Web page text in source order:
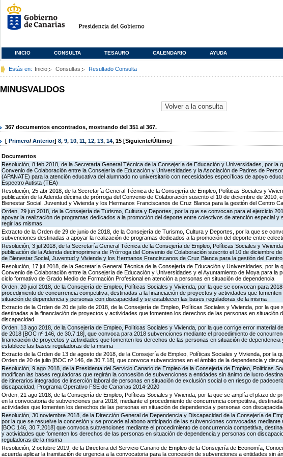
INICIO CONSULTA TESAURO CALENDARIO AYUDA
Estás en: Inicio Consultas Resultado Consulta
MINUSVALIDOS
367 documentos encontrados, mostrando del 351 al 367.
[ Primero/ Anterior] 8, 9, 10, 11, 12, 13, 14, 15 [Siguiente/Último]
Documentos
Resolución, 8 feb 2018, de la Secretaría General Técnica de la Consejería de Educación y Universidades, por la
Convenio de Colaboración entre la Consejería de Educación y Universidades y la Asociación de Padres de
(APANATE) para la atención educativa del alumnado no universitario con necesidades específicas de apoyo
Espectro Autista (TEA)
Resolución, 25 abr 2018, de la Secretaría General Técnica de la Consejería de Empleo, Políticas Sociales y
publicación de la Adenda décima de prórroga del Convenio de Colaboración suscrito el 10 de diciembre de 2010,
Bienestar Social, Juventud y Vivienda y los Hermanos Franciscanos de Cruz Blanca para la gestión del Centro
Orden, 29 jun 2018, de la Consejería de Turismo, Cultura y Deportes, por la que se convocan para el ejercicio
apoyar la realización de programas dedicados a la promoción del deporte entre colectivos de atención especial y
regir las mismas
Extracto de la Orden de 29 de junio de 2018, de la Consejería de Turismo, Cultura y Deportes, por la que se
subvenciones destinadas a apoyar la realización de programas dedicados a la promoción del deporte entre
Resolución, 3 jul 2018, de la Secretaría General Técnica de la Consejería de Empleo, Políticas Sociales y
publicación de la Adenda decimoprimera de Prórroga del Convenio de Colaboración suscrito el 10 de diciembre
de Bienestar Social, Juventud y Vivienda y los Hermanos Franciscanos de Cruz Blanca para la gestión del
Resolución, 17 jul 2018, de la Secretaría General Técnica de la Consejería de Educación y Universidades, por la
Convenio de Colaboración entre la Consejería de Educación y Universidades y el Ayuntamiento de Moya para la
ciclo formativo de Grado Medio de Formación Profesional en atención a personas en situación de dependencia
Orden, 20 juiol 2018, de la Consejería de Empleo, Políticas Sociales y Vivienda, por la que se convocan para
procedimiento de concurrencia competitiva, destinadas a la financiación de proyectos y actividades que
situación de dependencia y personas con discapacidad y se establecen las bases reguladoras de la misma
Extracto de la Orden de 20 de julio de 2018, de la Consejería de Empleo, Políticas Sociales y Vivienda, por la
destinadas a la financiación de proyectos y actividades que fomenten los derechos de las personas en situación
discapacidad
Orden, 13 ago 2018, de la Consejería de Empleo, Políticas Sociales y Vivienda, por la que corrige error material
de 2018 [BOC nº 146, de 30.7.18], que convoca para 2018 subvenciones mediante el procedimiento de
financiación de proyectos y actividades que fomenten los derechos de las personas en situación de
establece las bases reguladoras de la misma
Extracto de la Orden de 13 de agosto de 2018, de la Consejería de Empleo, Políticas Sociales y Vivienda, por la
Orden de 20 de julio [BOC nº 146, de 30.7.18], que convoca subvenciones en el ámbito de la dependencia y
Resolución, 9 ago 2018, de la Presidenta del Servicio Canario de Empleo de la Consejería de Empleo, Políticas
modifican las bases reguladoras que regirán la concesión de subvenciones a entidades sin ánimo de lucro
de itinerarios integrados de inserción laboral de personas en situación de exclusión social o en riesgo de
discapacidad, Programa Operativo FSE de Canarias 2014-2020
Orden, 21 ago 2018, de la Consejería de Empleo, Políticas Sociales y Vivienda, por la que se amplía el plazo de
en la convocatoria de subvenciones para 2018, mediante el procedimiento de concurrencia competitiva,
actividades que fomenten los derechos de las personas en situación de dependencia y personas con
Resolución, 30 noviembre 2018, de la Dirección General de Dependencia y Discapacidad de la Consejería de
por la que se resuelve la concesión y se procede al abono anticipado de las subvenciones convocadas mediante
[BOC 146, 30.7.2018] que convoca subvenciones mediante el procedimiento de concurrencia competitiva,
y actividades que fomenten los derechos de las personas en situación de dependencia y personas con
reguladoras de la misma
Resolución, 2 octubre 2019, de la Directora del Servicio Canario de Empleo de la Consejería de Economía,
acuerda aplicar la tramitación de urgencia a la convocatoria para la concesión de subvenciones a entidades sin